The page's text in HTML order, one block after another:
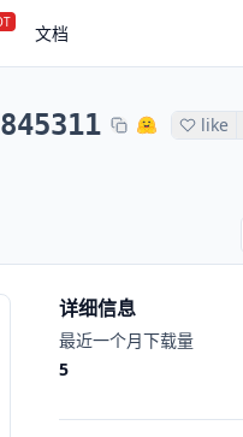
文档
like
详细信息
最近一个月下载量
5